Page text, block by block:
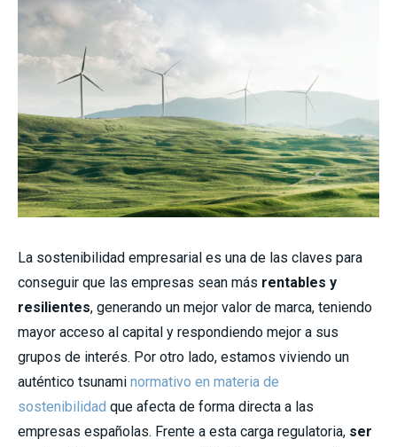
La sostenibilidad empresarial es una de las claves para
conseguir que las empresas sean más rentables y
resilientes, generando un mejor valor de marca, teniendo
mayor acceso al capital y respondiendo mejor a sus
grupos de interés. Por otro lado, estamos viviendo un
auténtico tsunami normativo en materia de
sostenibilidad que afecta de forma directa a las
empresas españolas. Frente a esta carga regulatoria, ser